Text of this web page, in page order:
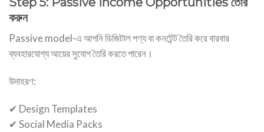
করুন
Passive model-এ আপনি ডিজিটাল পণ্য বা কনটেন্ট তৈরি করে বারবার
ব্যবহারযোগ্য আয়ের সুযোগ তৈরি করতে পারেন।
উদাহরণ:
✔ Design Templates
✔ Social Media Packs